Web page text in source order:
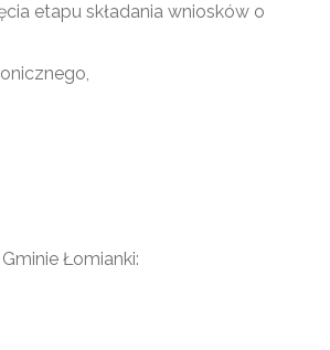
etapu składania wniosków o
Łomianki: